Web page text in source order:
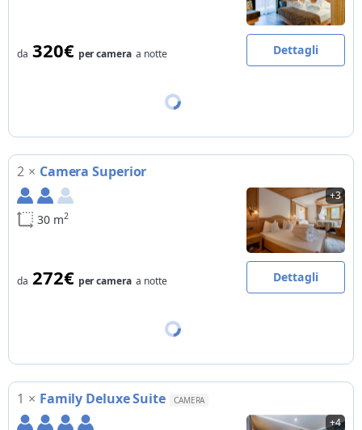
da 320€ per camera a notte Dettagli
2 × Camera Superior
30 m2
+3
da 272€ per camera a notte Dettagli
1 × Family Deluxe Suite CAMERA
+4